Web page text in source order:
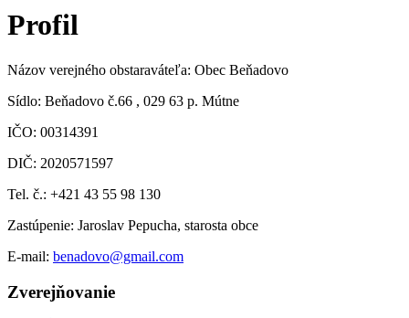
Profil
Názov verejného obstaraváteľa: Obec Beňadovo
Sídlo: Beňadovo č.66 , 029 63 p. Mútne
IČO: 00314391
DIČ: 2020571597
Tel. č.: +421 43 55 98 130
Zastúpenie: Jaroslav Pepucha, starosta obce
E-mail: benadovo@gmail.com
Zverejňovanie